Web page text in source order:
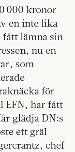
000 kronor
en inte lika
lämna sin
nu en
som
för
EFN, har fått
glädja DN:s
ett gräl
chef